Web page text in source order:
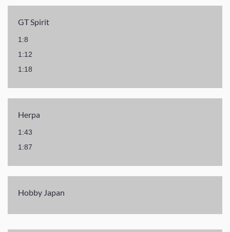
GT Spirit
1:8
1:12
1:18
Herpa
1:43
1:87
Hobby Japan